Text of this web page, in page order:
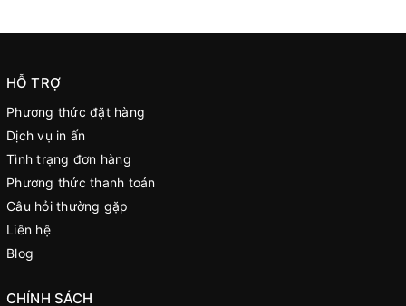
HỖ TRỢ
Phương thức đặt hàng
Dịch vụ in ấn
Tình trạng đơn hàng
Phương thức thanh toán
Câu hỏi thường gặp
Liên hệ
Blog
CHÍNH SÁCH